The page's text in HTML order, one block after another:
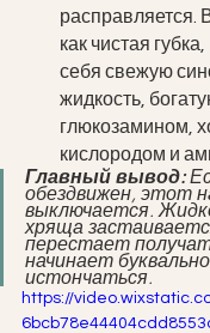
расправляется.
как чистая
себя свежую
жидкость,
глюкозамином,
кислородом и
Главный вывод:
обездвижен, этот
выключается.
хряща
перестает
начинает
истончаться.
https://